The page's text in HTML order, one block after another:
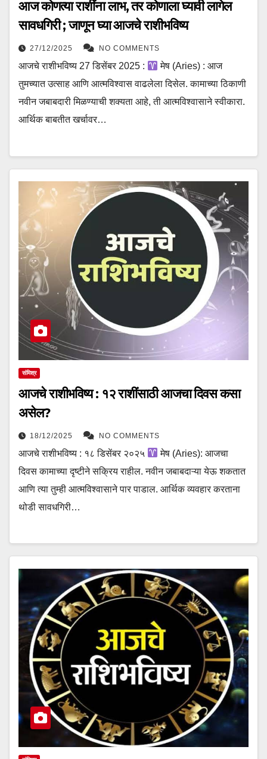
आज कोणत्या राशींना लाभ, तर कोणाला घ्यावी लागेल
सावधगिरी ; जाणून घ्या आजचे राशीभविष्य
27/12/2025 NO COMMENTS
आजचे राशीभविष्य 27 डिसेंबर 2025 :
मेष (Aries) : आज
तुमच्यात उत्साह आणि आत्मविश्वास वाढलेला दिसेल. कामाच्या ठिकाणी
नवीन जबाबदारी मिळण्याची शक्यता आहे, ती आत्मविश्वासाने स्वीकारा.
आर्थिक बाबतीत खर्चावर…
संमिश्र
आजचे राशीभविष्य : १२ राशींसाठी आजचा दिवस कसा
असेल?
18/12/2025 NO COMMENTS
आजचे राशीभविष्य : १८ डिसेंबर २०२५
मेष (Aries): आजचा
दिवस कामाच्या दृष्टीने सक्रिय राहील. नवीन जबाबदाऱ्या येऊ शकतात
आणि त्या तुम्ही आत्मविश्वासाने पार पाडाल. आर्थिक व्यवहार करताना
थोडी सावधगिरी…